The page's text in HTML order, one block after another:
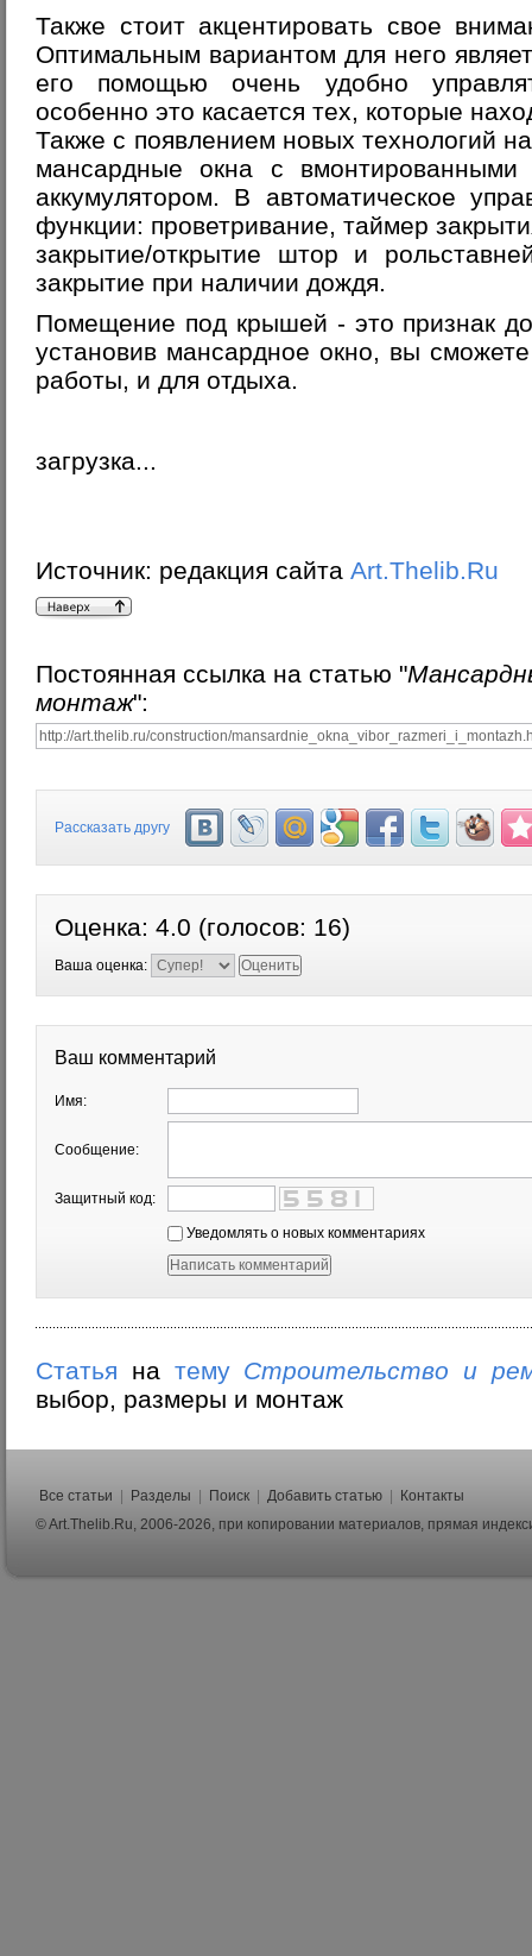
Также стоит акцентировать свое
Оптимальным вариантом для него
его помощью очень удобно
особенно это касается тех, которые
Также с появлением новых технологий
мансардные окна с
аккумулятором. В автоматическое
функции: проветривание, таймер
закрытие/открытие штор и
закрытие при наличии дождя.
Помещение под крышей - это признак
установив мансардное окно, вы
работы, и для отдыха.
загрузка...
Источник: редакция сайта Art.Thelib.Ru
Постоянная ссылка на статью "
монтаж":
Рассказать другу
Оценка: 4.0 (голосов: 16)
Ваша оценка:
Ваш комментарий
Имя:
Сообщение:
Защитный код:
Уведомлять о новых комментариях
Статья на тему Строительство и
выбор, размеры и монтаж
Все статьи Разделы Поиск Добавить статью
Контакты
© Art.Thelib.Ru, 2006-2026, при копировании материалов, прямая